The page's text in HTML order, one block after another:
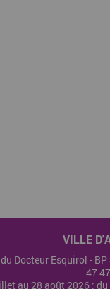
VILLE
Docteur Esquirol -
47 47
au 28 août 2026 :